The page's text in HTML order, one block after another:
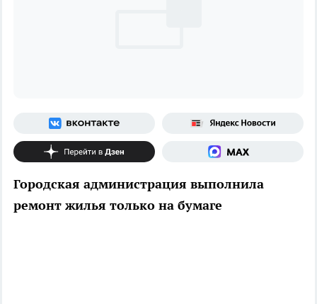
Городская администрация выполнила
ремонт жилья только на бумаге